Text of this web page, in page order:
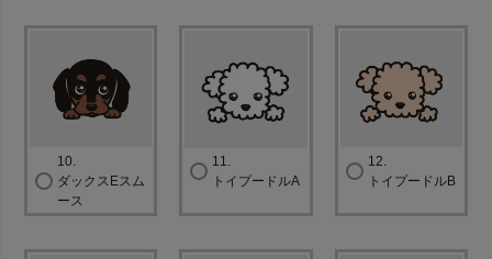
10.
ダックスEスム
ース
11.
トイプードルA
12.
トイプードルB